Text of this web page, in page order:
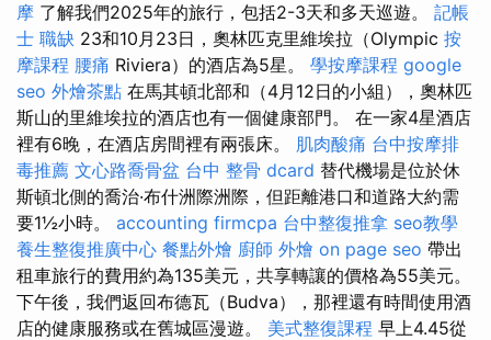
摩 了解我們2025年的旅行，包括2-3天和多天巡遊。 記帳
士 職缺 23和10月23日，奧林匹克里維埃拉（Olympic 按
摩課程 腰痛 Riviera）的酒店為5星。 學按摩課程 google
seo 外燴茶點 在馬其頓北部和（4月12日的小組），奧林匹
斯山的里維埃拉的酒店也有一個健康部門。 在一家4星酒店
裡有6晚，在酒店房間裡有兩張床。 肌肉酸痛 台中按摩排
毒推薦 文心路喬骨盆 台中 整骨 dcard 替代機場是位於休
斯頓北側的喬治·布什洲際洲際，但距離港口和道路大約需
要1½小時。 accounting firmcpa 台中整復推拿 seo教學
養生整復推廣中心 餐點外燴 廚師 外燴 on page seo 帶出
租車旅行的費用約為135美元，共享轉讓的價格為55美元。
下午後，我們返回布德瓦（Budva），那裡還有時間使用酒
店的健康服務或在舊城區漫遊。 美式整復課程 早上4.45從